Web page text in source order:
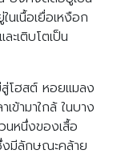
นเนื้อเยื่อเหงือก
เติบโตเป็น
โฮสต์ หอยแมลง
ข้ามาใกล้ ในบาง
นหนึ่งของเสื้อ
งมีลักษณะคล้าย